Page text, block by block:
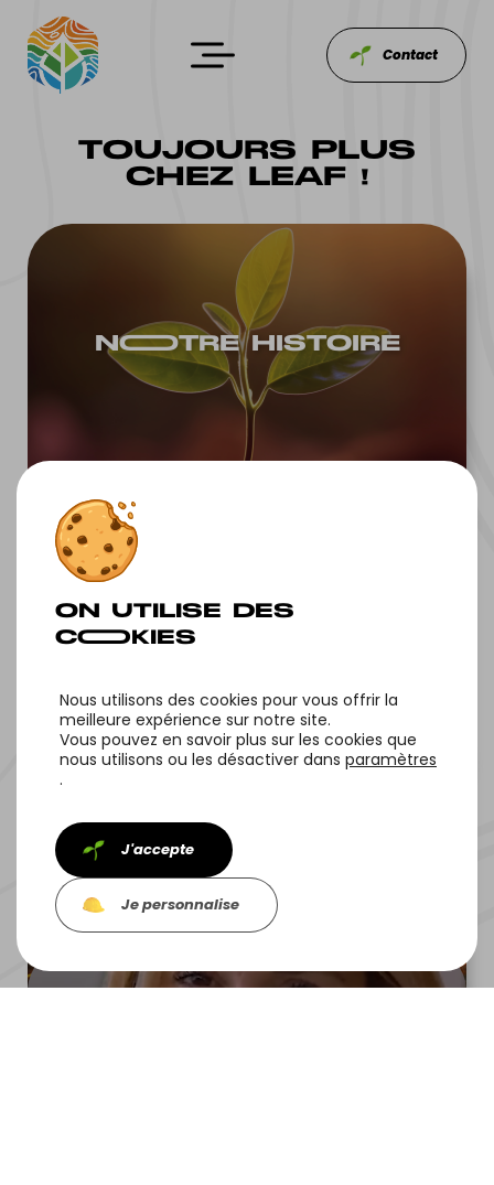
Contact
TOUJOURS PLUS
CHEZ LEAF !
NOOTRE HISTOIRE
NOS PROJETS
Nous utilisons des cookies pour vous offrir la
meilleure expérience sur notre site.
Vous pouvez en savoir plus sur les cookies que
nous utilisons ou les désactiver dans paramètres
.
J'accepte
Je personnalise